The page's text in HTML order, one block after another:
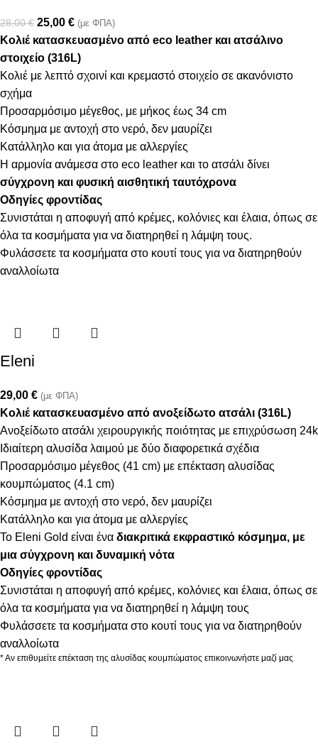
28,00€ 25,00 € (με ΦΠΑ)
Κολιέ κατασκευασμένο από eco leather και ατσάλινο
στοιχείο (316L)
Κολιέ με λεπτό σχοινί και κρεμαστό στοιχείο σε ακανόνιστο
σχήμα
Προσαρμόσιμο μέγεθος, με μήκος έως 34 cm
Κόσμημα με αντοχή στο νερό, δεν μαυρίζει
Κατάλληλο και για άτομα με αλλεργίες
Η αρμονία ανάμεσα στο eco leather και το ατσάλι δίνει
σύγχρονη και φυσική αισθητική ταυτόχρονα
Οδηγίες φροντίδας
Συνιστάται η αποφυγή από κρέμες, κολόνιες και έλαια, όπως σε
όλα τα κοσμήματα για να διατηρηθεί η λάμψη τους.
Φυλάσσετε τα κοσμήματα στο κουτί τους για να διατηρηθούν
αναλλοίωτα
Eleni
29,00 € (με ΦΠΑ)
Κολιέ κατασκευασμένο από ανοξείδωτο ατσάλι (316L)
Ανοξείδωτο ατσάλι χειρουργικής ποιότητας με επιχρύσωση 24k
Ιδιαίτερη αλυσίδα λαιμού με δύο διαφορετικά σχέδια
Προσαρμόσιμο μέγεθος (41 cm) με επέκταση αλυσίδας
κουμπώματος (4.1 cm)
Κόσμημα με αντοχή στο νερό, δεν μαυρίζει
Κατάλληλο και για άτομα με αλλεργίες
Το Eleni Gold είναι ένα διακριτικά εκφραστικό κόσμημα, με
μια σύγχρονη και δυναμική νότα
Οδηγίες φροντίδας
Συνιστάται η αποφυγή από κρέμες, κολόνιες και έλαια, όπως σε
όλα τα κοσμήματα για να διατηρηθεί η λάμψη τους
Φυλάσσετε τα κοσμήματα στο κουτί τους για να διατηρηθούν
αναλλοίωτα
* Αν επιθυμείτε επέκταση της αλυσίδας κουμπώματος επικοινωνήστε μαζί μας